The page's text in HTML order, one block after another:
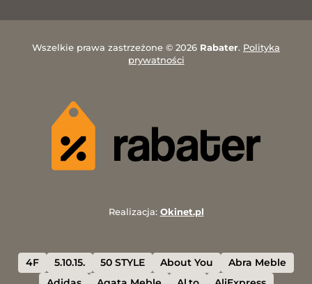
Wszelkie prawa zastrzeżone © 2026 Rabater. Polityka
prywatności
Realizacja: Okinet.pl
4F 5.10.15. 50 STYLE About You
Abra Meble